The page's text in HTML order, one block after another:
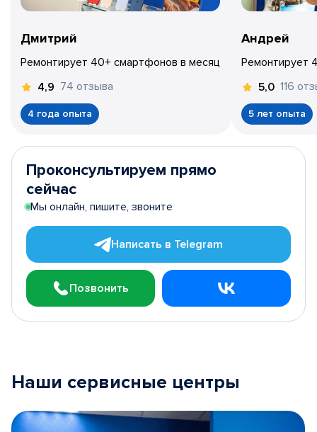
Дмитрий
Ремонтирует 40+ смартфонов в месяц
4,9 74 отзыва
4 года опыта
Андрей
Ремонтирует
5,0 116
5 лет опыта
Проконсультируем прямо
сейчас
Мы онлайн, пишите, звоните
Написать в Telegram
Позвонить
Наши сервисные центры